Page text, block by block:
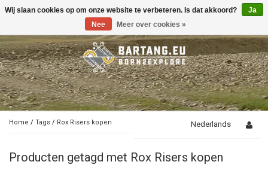
Toggle
Home / Tags / Rox Risers kopen Nederlands
Producten getagd met Rox Risers kopen
Wij slaan cookies op om onze website te verbeteren. Is dat akkoord?
Ja
Nee
Meer over cookies »